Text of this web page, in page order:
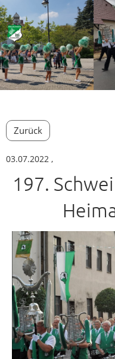
Zurück
03.07.2022 ,
197.